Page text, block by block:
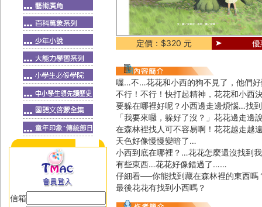
信箱
定價：$320 元
喔…不…花花和小西的狗不見了，他們
不行！不行！快打起精神，花花和小西
要躲在哪裡好呢？小西邊走邊煩惱…找
「我要來囉，躲好了沒？」花花邊走邊
在森林裡找人可不容易啊！花花越走越
天色好像慢慢變暗了…
小西到底在哪裡？…花花怎麼還沒找到
有些東西…花花好像錯過了……
仔細看──你能找到藏在森林裡的東西嗎
最後花花有找到小西嗎？